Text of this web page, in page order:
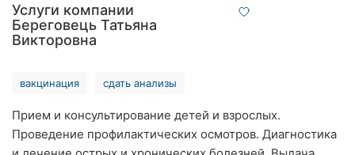
Тернополь
Хмельницкий
Ровно
Одесса
Услуги компании
Береговець Татьяна
Викторовна
вакцинация сдать анализы
Прием и консультирование детей и взрослых.
Проведение профилактических осмотров. Диагностика